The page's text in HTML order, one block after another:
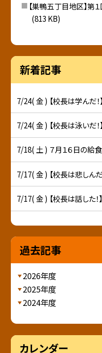
【巣鴨五丁目地区】第
(813 KB)
新着記事
7/24( 金 ) 【校長は学んだ
7/24( 金 ) 【校長は泳いだ
7/18( 土 ) ７月１６日の給食
7/17( 金 ) 【校長は悲しん
7/17( 金 ) 【校長は話した
過去記事
2026年度
2025年度
2024年度
カレンダー